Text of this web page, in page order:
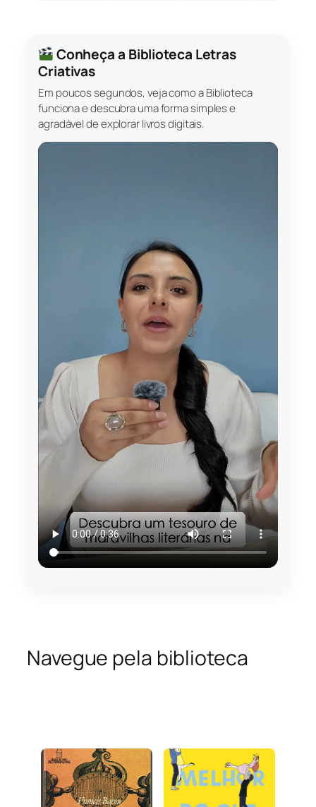
Conheça a Biblioteca Letras
Criativas
Em poucos segundos, veja como a Biblioteca
funciona e descubra uma forma simples e
agradável de explorar livros digitais.
Navegue pela biblioteca